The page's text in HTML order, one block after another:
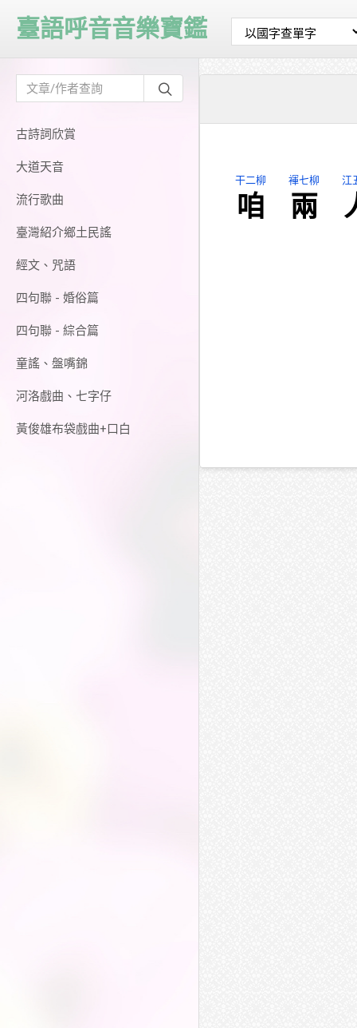
古詩詞欣賞
大道天音
流行歌曲
臺灣紹介鄉土民謠
經文、咒語
四句聯 - 婚俗篇
四句聯 - 綜合篇
童謠、盤嘴錦
河洛戲曲、七字仔
黃俊雄布袋戲曲+口白
臺語呼音音樂寶鑑
干二柳
咱
褌七柳
兩
江